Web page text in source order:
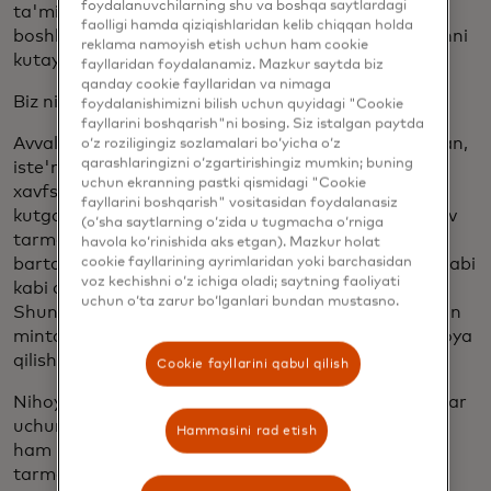
ta'minlaydigan kripto aktivlari atrofida birlasha
boshlaydi deb kutamiz. Biz tarmog'imizga olib kirishni
kutayotgan aynan o'sha stablecoinlar.
Biz nimani qidiryapmiz? To'rtta asosiy element.
Avvalo, bizga iste'molchilarni himoya qilish, jumladan,
iste'molchilar ma'lumotlarining maxfiyligi va
xavfsizligi kerak — odamlar o'z kredit kartalarida
kutgan xavfsizlik darajasi ham shunday. Keyin, to'lov
tarmoqlarida noqonuniy faoliyat va firibgarlikni
bartaraf etishga qaratilgan "Mijozingizni biling" talabi
kabi qat'iy muvofiqlik protokollari talab qilinadi.
Shuningdek, ushbu raqamli aktivlar foydalaniladigan
mintaqalardagi mahalliy qonunlar va qoidalarga rioya
qilishi kerak.
Nihoyat, odamlar ushbu raqamli aktivlardan to'lovlar
uchun foydalanishni xohlashadi, shuning uchun bu
ham bizning mezonlarimizdan biridir. Bizning
tarmog'imizga yetib borish uchun kripto aktivlari
foydalanuvchilarning shu va boshqa saytlardagi
faolligi hamda qiziqishlaridan kelib chiqqan holda
reklama namoyish etish uchun ham cookie
fayllaridan foydalanamiz. Mazkur saytda biz
qanday cookie fayllaridan va nimaga
foydalanishimizni bilish uchun quyidagi "Cookie
fayllarini boshqarish"ni bosing. Siz istalgan paytda
o‘z roziligingiz sozlamalari bo‘yicha o‘z
qarashlaringizni o‘zgartirishingiz mumkin; buning
uchun ekranning pastki qismidagi "Cookie
fayllarini boshqarish" vositasidan foydalanasiz
(o‘sha saytlarning o‘zida u tugmacha o‘rniga
havola ko‘rinishida aks etgan). Mazkur holat
cookie fayllarining ayrimlaridan yoki barchasidan
voz kechishni o‘z ichiga oladi; saytning faoliyati
uchun o‘ta zarur bo‘lganlari bundan mustasno.
Cookie fayllarini qabul qilish
Hammasini rad etish